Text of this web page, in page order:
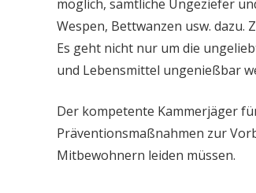
möglich, sämtliche Ungeziefer
Wespen, Bettwanzen usw. dazu.
Es geht nicht nur um die
und Lebensmittel ungenießbar
Der kompetente Kammerjäger
Präventionsmaßnahmen zur
Mitbewohnern leiden müssen.